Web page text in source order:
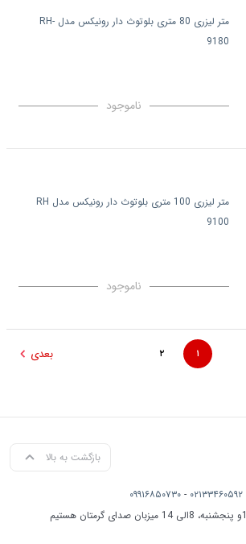
متر لیزری 80 متری بلوتوث دار رونیکس مدل RH-
9180
ناموجود
متر لیزری 100 متری بلوتوث دار رونیکس مدل RH
9100
ناموجود
۱ ۲ بعدی
بازگشت به بالا
۰۲۱۳۳۴۶۰۵۹۲ - ۰۹۹۱۶۸۵۰۷۳۰